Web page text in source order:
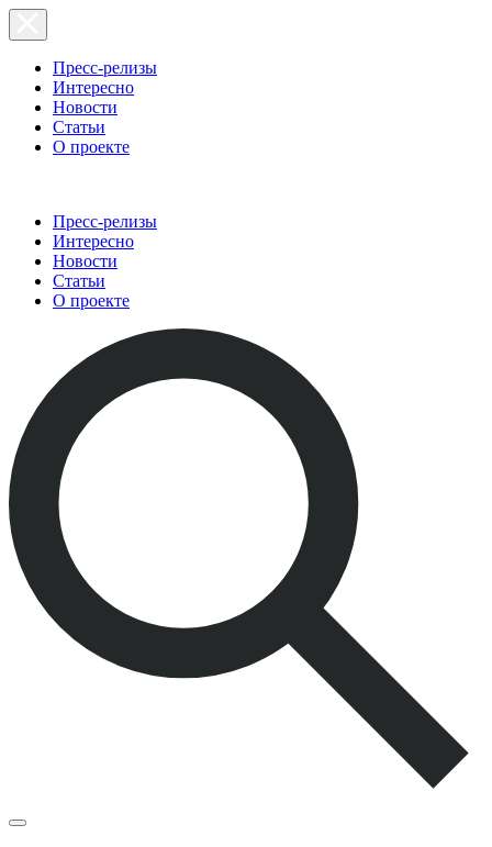
Пресс-релизы
Интересно
Новости
Статьи
О проекте
Пресс-релизы
Интересно
Новости
Статьи
О проекте